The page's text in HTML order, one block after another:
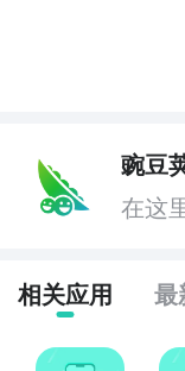
5. 《全民K歌》 -
6. 《酷狗音乐》
音乐资源，用户
7. 《腾讯视频》 -
视频内容，包括
对影视娱乐的需
豌豆
在这
相关应用 最